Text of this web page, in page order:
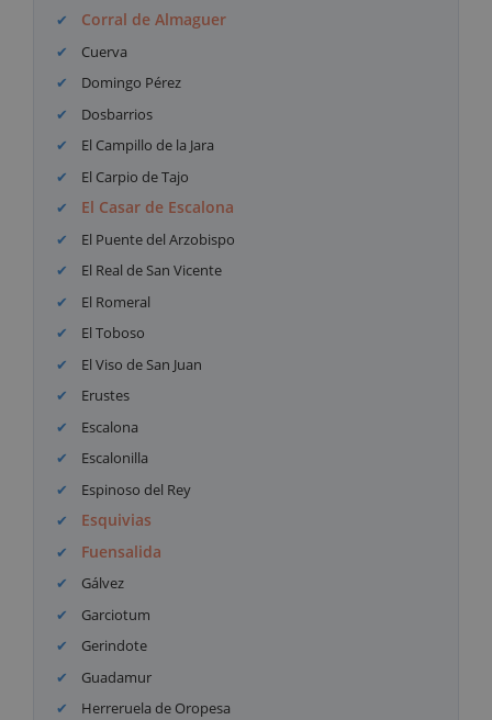
Corral de Almaguer
Cuerva
Domingo Pérez
Dosbarrios
El Campillo de la Jara
El Carpio de Tajo
El Casar de Escalona
El Puente del Arzobispo
El Real de San Vicente
El Romeral
El Toboso
El Viso de San Juan
Erustes
Escalona
Escalonilla
Espinoso del Rey
Esquivias
Fuensalida
Gálvez
Garciotum
Gerindote
Guadamur
Herreruela de Oropesa